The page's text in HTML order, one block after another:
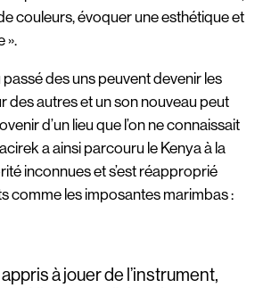
couleurs, évoquer une esthétique et
».
des uns peuvent devenir les
des autres et un son nouveau peut
d’un lieu que l’on ne connaissait
a ainsi parcouru le Kenya à la
inconnues et s’est réapproprié
comme les imposantes marimbas :
appris à jouer de l’instrument,